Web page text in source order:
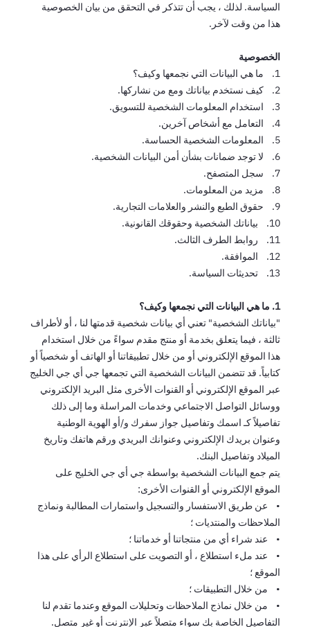
السياسة. لذلك ، يجب أن تتذكر في التحقق من بيان الخصوصية
هذا من وقت لآخر.
الخصوصية
1. ما هي البيانات التي نجمعها وكيف؟
2. كيف نستخدم بياناتك ومع من نشاركها.
3. استخدام المعلومات الشخصية للتسويق.
4. التعامل مع أشخاص آخرين.
5. المعلومات الشخصية الحساسة.
6. لا توجد ضمانات بشأن أمن البيانات الشخصية.
7. سجل المتصفح.
8. مزيد من المعلومات.
9. حقوق الطبع والنشر والعلامات التجارية.
10. بياناتك الشخصية وحقوقك القانونية.
11. روابط الطرف الثالث.
12. الموافقة.
13. تحديثات السياسة.
1. ما هي البيانات التي نجمعها وكيف؟
"بياناتك الشخصية" تعني أي بيانات شخصية قدمتها لنا ، أو لأطراف
ثالثة ، فيما يتعلق بخدمة أو منتج مقدم سواءً من خلال استخدام
هذا الموقع الإلكتروني أو من خلال تطبيقاتنا أو الهاتف أو شخصياً أو
كتابياً. قد تتضمن البيانات الشخصية التي تجمعها جي أي جي الخليج
عبر الموقع الإلكتروني أو القنوات الأخرى مثل البريد الإلكتروني
ووسائل التواصل الاجتماعي وخدمات المراسلة وما إلى ذلك
تفاصيلاً كـ اسمك وتفاصيل جواز سفرك و/أو الهوية الوطنية
وعنوان بريدك الإلكتروني وعنوانك البريدي ورقم هاتفك وتاريخ
الميلاد وتفاصيل البنك.
يتم جمع البيانات الشخصية بواسطة جي أي جي الخليج على
الموقع الإلكتروني أو القنوات الأخرى:
• عن طريق الاستفسار والتسجيل واستمارات المطالبة ونماذج
الملاحظات والمنتديات ؛
• عند شراء أي من منتجاتنا أو خدماتنا ؛
• عند ملء استطلاع ، أو التصويت على استطلاع الرأي على هذا
الموقع ؛
• من خلال التطبيقات ؛
• من خلال نماذج الملاحظات وتحليلات الموقع وعندما تقدم لنا
التفاصيل الخاصة بك سواء متصلاً عبر الإنترنت أو غير متصل.